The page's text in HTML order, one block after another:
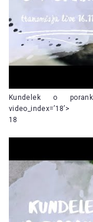
Kundelek o
video_index=’18’>
18